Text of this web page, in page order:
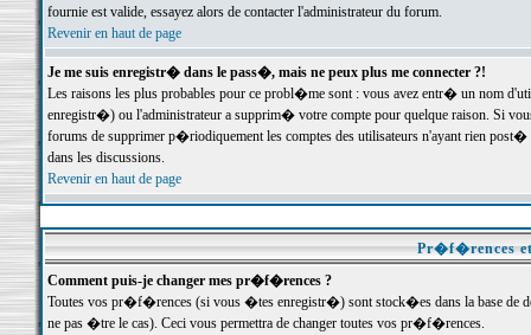
fournie est valide, essayez alors de contacter l'administrateur du forum.
Revenir en haut de page
Je me suis enregistr� dans le pass�, mais ne peux plus me connecter ?!
Les raisons les plus probables pour ce probl�me sont : vous avez entr� un nom
enregistr�) ou l'administrateur a supprim� votre compte pour quelque raison. Si
forums de supprimer p�riodiquement les comptes des utilisateurs n'ayant rien
dans les discussions.
Revenir en haut de page
Pr�f�rences
Comment puis-je changer mes pr�f�rences ?
Toutes vos pr�f�rences (si vous �tes enregistr�) sont stock�es dans la base de
ne pas �tre le cas). Ceci vous permettra de changer toutes vos pr�f�rences.